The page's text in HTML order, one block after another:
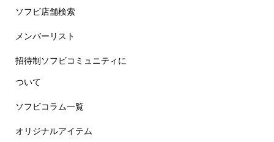
ソフビ店舗検索
メンバーリスト
招待制ソフビコミュニティに
ついて
ソフビコラム一覧
オリジナルアイテム